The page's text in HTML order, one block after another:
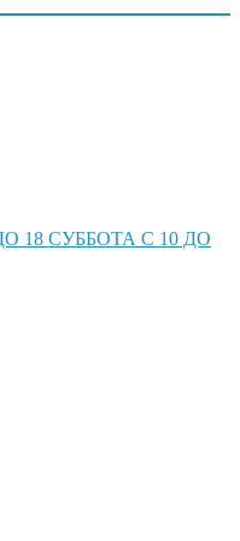
18 СУББОТА С 10 ДО